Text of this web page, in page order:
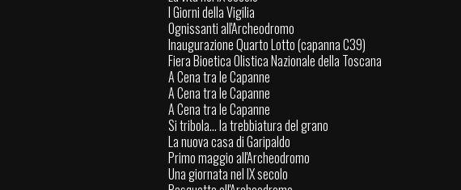
I Giorni della Vigilia
Ognissanti all'Archeodromo
Inaugurazione Quarto Lotto (capanna C39)
Fiera Bioetica Olistica Nazionale della Toscana
A Cena tra le Capanne
A Cena tra le Capanne
A Cena tra le Capanne
Si tribola... la trebbiatura del grano
La nuova casa di Garipaldo
Primo maggio all'Archeodromo
Una giornata nel IX secolo